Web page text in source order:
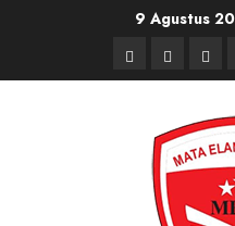
9 Agustus
BerandaNasional